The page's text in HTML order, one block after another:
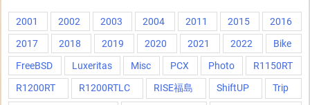
2001 2002 2003 2004 2011 2015
2016
2017
2018 2019 2020 2021 2022
Bike
FreeBSD
Luxeritas Misc PCX Photo
R1150RT
R1200RT
R1200RTLC RISE福島 ShiftUP Trip